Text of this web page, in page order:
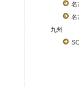
名
名
九州